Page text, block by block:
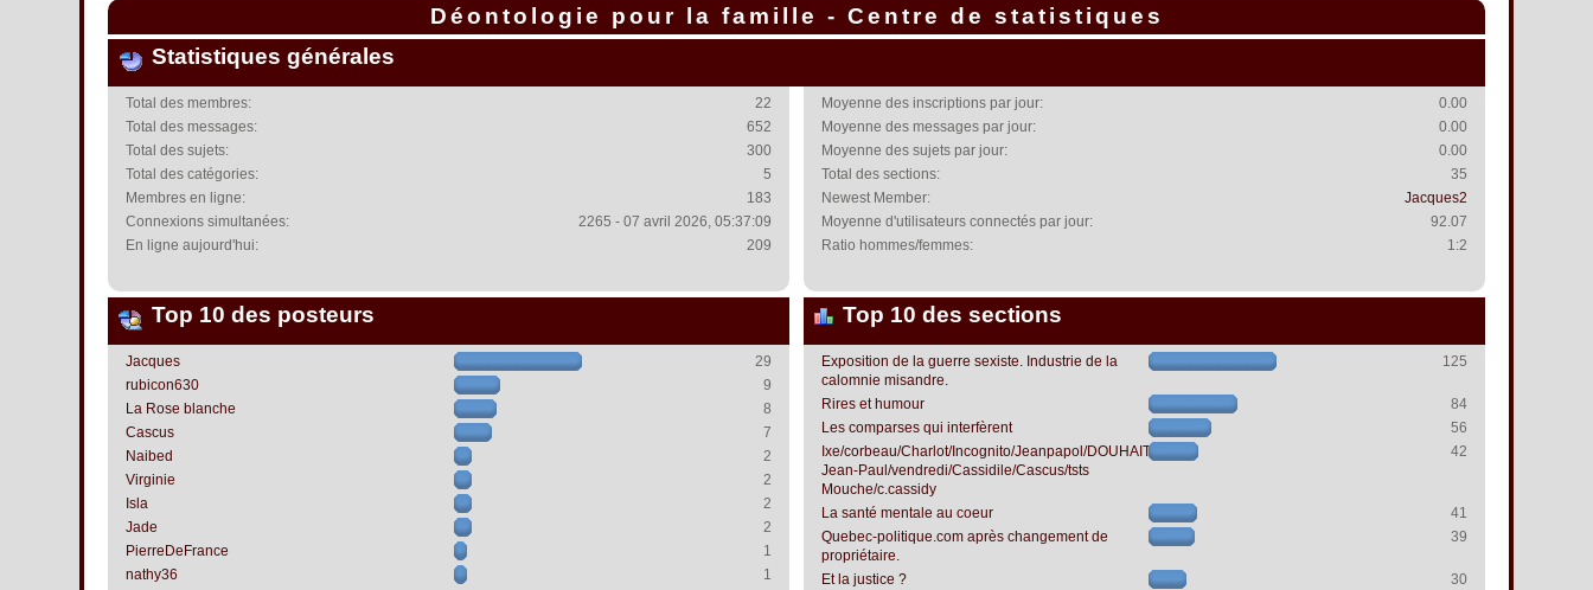
Déontologie pour la famille - Centre de statistiques
Statistiques générales
Total des membres:
22
Total des messages:
652
Total des sujets:
300
Total des catégories:
5
Membres en ligne:
183
Connexions simultanées:
2265 - 07 avril 2026, 05:37:09
En ligne aujourd'hui:
209
Moyenne des inscriptions par jour:
0.00
Moyenne des messages par jour:
0.00
Moyenne des sujets par jour:
0.00
Total des sections:
35
Newest Member:
Jacques2
Moyenne d'utilisateurs connectés par jour:
92.07
Ratio hommes/femmes:
1:2
Top 10 des posteurs
Jacques
29
rubicon630
9
La Rose blanche
8
Cascus
7
Naibed
2
Virginie
2
Isla
2
Jade
2
PierreDeFrance
1
nathy36
1
Top 10 des sections
Exposition de la guerre sexiste. Industrie de la
calomnie misandre.
125
Rires et humour
84
Les comparses qui interfèrent
56
Ixe/corbeau/Charlot/Incognito/Jeanpapol/DOUHAIT
Jean-Paul/vendredi/Cassidile/Cascus/tsts
Mouche/c.cassidy
42
La santé mentale au coeur
41
Quebec-politique.com après changement de
propriétaire.
39
Et la justice ?
30